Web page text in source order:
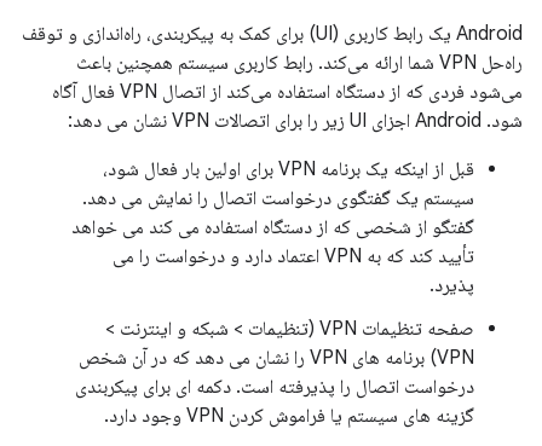
Android یک رابط کاربری (UI) برای کمک به پیکربندی، راه‌اندازی و توقف
راه‌حل VPN شما ارائه می‌کند. رابط کاربری سیستم همچنین باعث
می‌شود فردی که از دستگاه استفاده می‌کند از اتصال VPN فعال آگاه
شود. Android اجزای UI زیر را برای اتصالات VPN نشان می دهد:
قبل از اینکه یک برنامه VPN برای اولین بار فعال شود،
سیستم یک گفتگوی درخواست اتصال را نمایش می دهد.
گفتگو از شخصی که از دستگاه استفاده می کند می خواهد
تأیید کند که به VPN اعتماد دارد و درخواست را می
پذیرد.
صفحه تنظیمات VPN (تنظیمات > شبکه و اینترنت >
VPN) برنامه های VPN را نشان می دهد که در آن شخص
درخواست اتصال را پذیرفته است. دکمه ای برای پیکربندی
گزینه های سیستم یا فراموش کردن VPN وجود دارد.